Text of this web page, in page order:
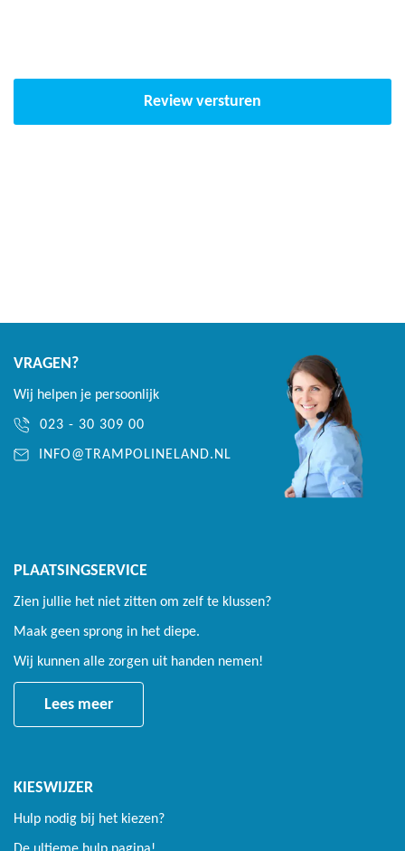
Review versturen
VRAGEN?
Wij helpen je persoonlijk
023 - 30 309 00
INFO@TRAMPOLINELAND.NL
PLAATSINGSERVICE
Zien jullie het niet zitten om zelf te klussen?
Maak geen sprong in het diepe.
Wij kunnen alle zorgen uit handen nemen!
Lees meer
KIESWIJZER
Hulp nodig bij het kiezen?